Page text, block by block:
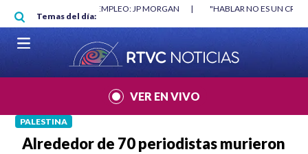
Pasar al contenido principal
Temas del día:
"HABLAR NO ES UN CRIMEN": CARTA DE BETO CORAL |
VER EN VIVO
PALESTINA
Alrededor de 70 periodistas murieron